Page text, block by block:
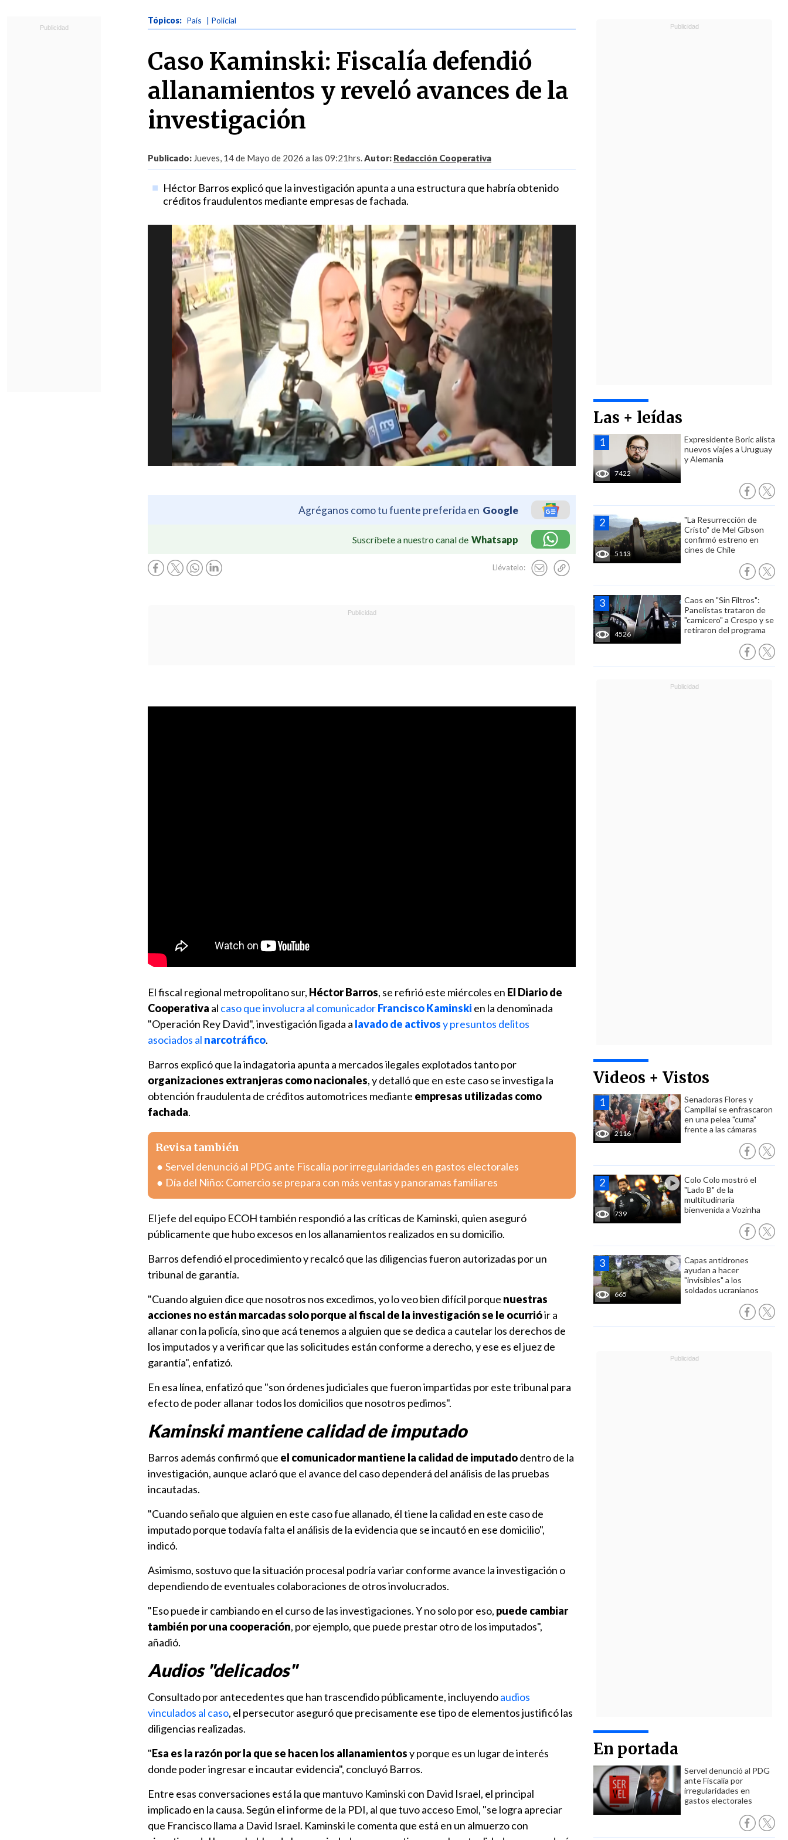
Tópicos: País | Policial
Caso Kaminski: Fiscalía defendió
allanamientos y reveló avances de la
investigación
Publicado: Jueves, 14 de Mayo de 2026 a las 09:21hrs.Autor: Redacción Cooperativa
Héctor Barros explicó que la investigación apunta a una estructura que habría obtenido
créditos fraudulentos mediante empresas de fachada.
Agréganos como tu fuente preferida en Google
Suscríbete a nuestro canal de Whatsapp
Llévatelo:
Las + leídas
7422
Expresidente Boric alista
nuevos viajes a Uruguay
y Alemania
5113
"La Resurrección de
Cristo" de Mel Gibson
confirmó estreno en
cines de Chile
4526
Caos en "Sin Filtros":
Panelistas trataron de
"carnicero" a Crespo y se
retiraron del programa
Videos + Vistos
2116
Senadoras Flores y
Campillai se enfrascaron
en una pelea "cuma"
frente a las cámaras
739
Colo Colo mostró el
"Lado B" de la
multitudinaria
bienvenida a Vozinha
665
Capas antidrones
ayudan a hacer
"invisibles" a los
soldados ucranianos
En portada
Servel denunció al PDG
ante Fiscalía por
irregularidades en
gastos electorales
El fiscal regional metropolitano sur, Héctor Barros, se refirió este miércoles en El Diario de
Cooperativa al caso que involucra al comunicadorFrancisco Kaminski en la denominada
"Operación Rey David", investigación ligada a lavado de activosy presuntos delitos
asociados al narcotráfico.
Barros explicó que la indagatoria apunta a mercados ilegales explotados tanto por
organizaciones extranjeras como nacionales, y detalló que en este caso se investiga la
obtención fraudulenta de créditos automotrices mediante empresas utilizadas como
fachada.
Revisa también
Servel denunció al PDG ante Fiscalía por irregularidades en gastos electorales
Día del Niño: Comercio se prepara con más ventas y panoramas familiares
El jefe del equipo ECOH también respondió a las críticas de Kaminski, quien aseguró
públicamente que hubo excesos en los allanamientos realizados en su domicilio.
Barros defendió el procedimiento y recalcó que las diligencias fueron autorizadas por un
tribunal de garantía.
"Cuando alguien dice que nosotros nos excedimos, yo lo veo bien difícil porque nuestras
acciones no están marcadas solo porque al fiscal de la investigación se le ocurrióir a
allanar con la policía, sino que acá tenemos a alguien que se dedica a cautelar los derechos de
los imputados y a verificar que las solicitudes están conforme a derecho, y ese es el juez de
garantía", enfatizó.
En esa línea, enfatizó que "son órdenes judiciales que fueron impartidas por este tribunal para
efecto de poder allanar todos los domicilios que nosotros pedimos".
Kaminski mantiene calidad de imputado
Barros además confirmó que el comunicador mantiene la calidad de imputadodentro de la
investigación, aunque aclaró que el avance del caso dependerá del análisis de las pruebas
incautadas.
"Cuando señalo que alguien en este caso fue allanado, él tiene la calidad en este caso de
imputado porque todavía falta el análisis de la evidencia que se incautó en ese domicilio",
indicó.
Asimismo, sostuvo que la situación procesal podría variar conforme avance la investigación o
dependiendo de eventuales colaboraciones de otros involucrados.
"Eso puede ir cambiando en el curso de las investigaciones. Y no solo por eso, puede cambiar
también por una cooperación, por ejemplo, que puede prestar otro de los imputados",
añadió.
Audios "delicados"
Consultado por antecedentes que han trascendido públicamente, incluyendoaudios
vinculados al caso, el persecutor aseguró que precisamente ese tipo de elementos justificó las
diligencias realizadas.
"Esa es la razón por la que se hacen los allanamientosy porque es un lugar de interés
donde poder ingresar e incautar evidencia", concluyó Barros.
Entre esas conversaciones está la que mantuvo Kaminski con David Israel, el principal
implicado en la causa. Según el informe de la PDI, al que tuvo acceso Emol, "se logra apreciar
que Francisco llama a David Israel. Kaminski le comenta que está en un almuerzo con